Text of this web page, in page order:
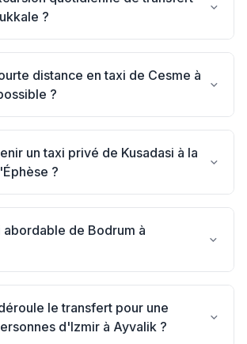
?
distance en taxi de Cesme à
?
un taxi privé de Kusadasi à la
?
abordable de Bodrum à
le transfert pour une
d'Izmir à Ayvalik ?